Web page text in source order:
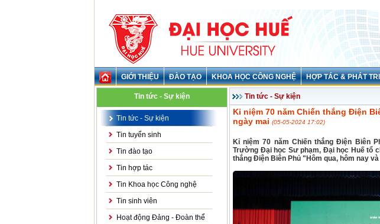
GIỚI THIỆU ĐÀO TẠO KHOA HỌC CÔNG NGHỆ HỢP TÁC & PHÁT
Tin tức - Sự kiện
Tin tức - Sự kiện
Tin tuyển sinh
Tin đào tạo
Tin hợp tác
Tin Khoa học Công nghệ
Tin sinh viên
Hoạt động Đảng - Đoàn thể
Tin tức - Sự kiện
Kỉ niệm 70 năm Chiến thắng Điện
ngày mai (05-05-2024 17:02)
Kỉ niệm 70 năm Chiến thắng Điện Biên
Trường Đại học Sư phạm, Đại học Huế tổ
thắng Điện Biên Phủ "Hôm qua, hôm nay